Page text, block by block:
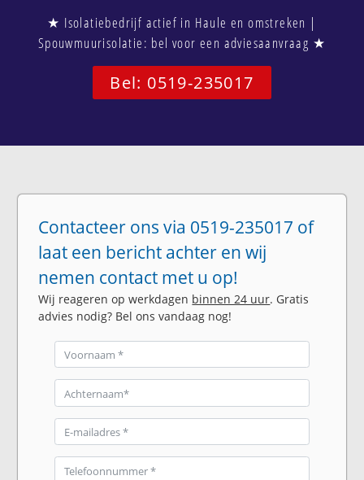
★ Isolatiebedrijf actief in Haule en omstreken |
Spouwmuurisolatie: bel voor een adviesaanvraag ★
Bel: 0519-235017
Contacteer ons via 0519-235017 of
laat een bericht achter en wij
nemen contact met u op!
Wij reageren op werkdagen binnen 24 uur. Gratis
advies nodig? Bel ons vandaag nog!